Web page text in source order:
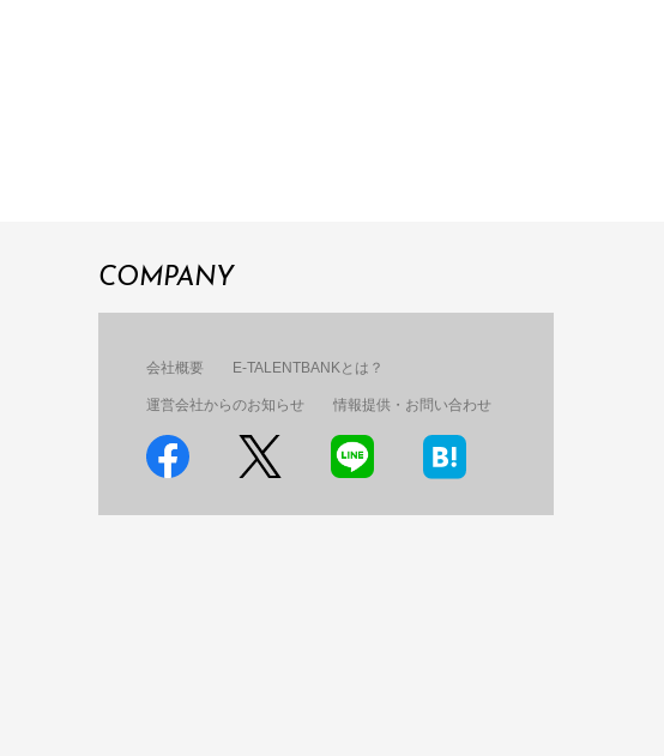
COMPANY
会社概要 E-TALENTBANKとは？
運営会社からのお知らせ 情報提供・お問い合わせ